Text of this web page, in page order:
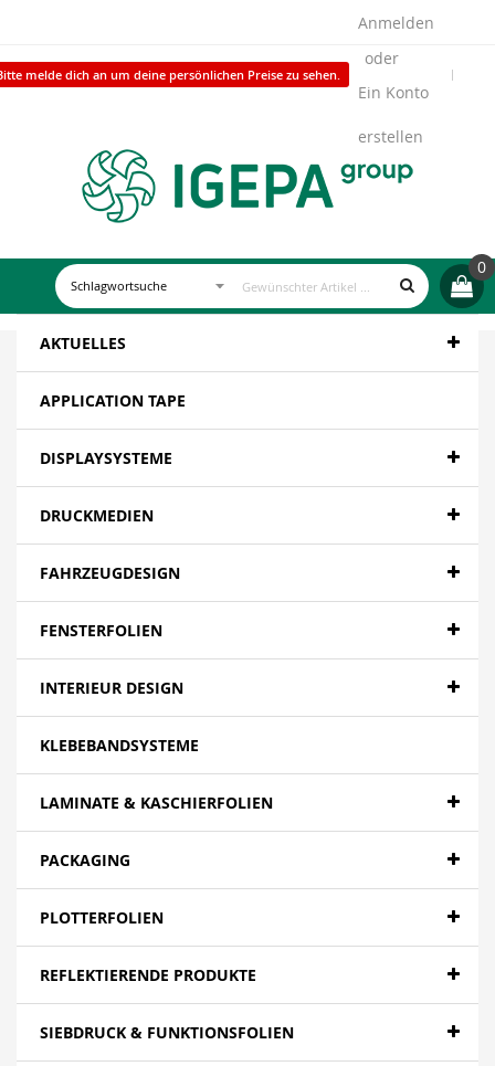
melde dich an um deine persönlichen Preise zu sehen.
Anmelden
Ein Konto
erstellen
0
AKTUELLES
APPLICATION TAPE
DISPLAYSYSTEME
DRUCKMEDIEN
FAHRZEUGDESIGN
FENSTERFOLIEN
INTERIEUR DESIGN
KLEBEBANDSYSTEME
LAMINATE & KASCHIERFOLIEN
PACKAGING
PLOTTERFOLIEN
REFLEKTIERENDE PRODUKTE
SIEBDRUCK & FUNKTIONSFOLIEN